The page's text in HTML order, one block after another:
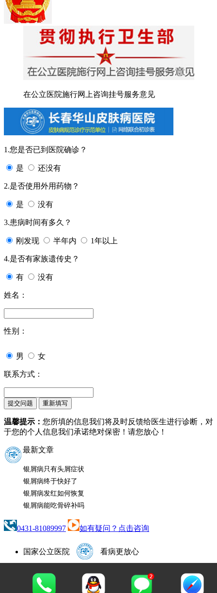
在公立医院施行网上咨询挂号服务意见
1.您是否已到医院确诊？
是 还没有
2.是否使用外用药物？
是 没有
3.患病时间有多久？
刚发现 半年内 1年以上
4.是否有家族遗传史？
有 没有
姓名：
性别：
男 女
联系方式：
温馨提示： 您所填的信息我们将及时反馈给医生进行诊断，对
于您的个人信息我们承诺绝对保密！请您放心！
最新文章
银屑病只有头屑症状
银屑病终于快好了
银屑病发红如何恢复
银屑病能吃骨碎补吗
0431-81089997 如有疑问？点击咨询
国家公立医院
看病更放心
地址：长春市南关区大经路356号1-7层（大经路与四马
路交汇处）